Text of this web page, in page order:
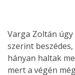
Varga Zoltán
szerint
hányan haltak
mert a végén